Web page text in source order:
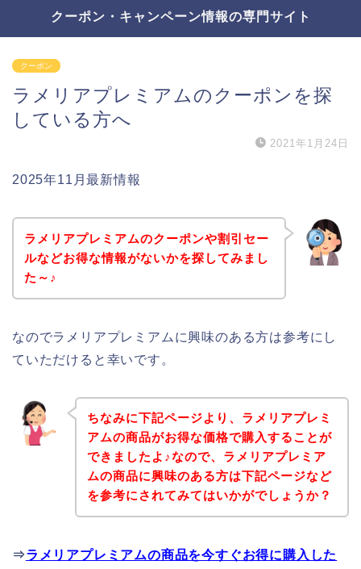
クーポン・キャンペーン情報の専門サイト
クーポン
ラメリアプレミアムのクーポンを探
している方へ
2021年1月24日
2025年11月最新情報
ラメリアプレミアムのクーポンや割引セー
ルなどお得な情報がないかを探してみまし
た～♪
なのでラメリアプレミアムに興味のある方は参考にし
ていただけると幸いです。
ちなみに下記ページより、ラメリアプレミ
アムの商品がお得な価格で購入することが
できましたよ♪なので、ラメリアプレミア
ムの商品に興味のある方は下記ページなど
を参考にされてみてはいかがでしょうか？
⇒ラメリアプレミアムの商品を今すぐお得に購入した